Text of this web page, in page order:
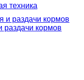
техника
раздачи кормов